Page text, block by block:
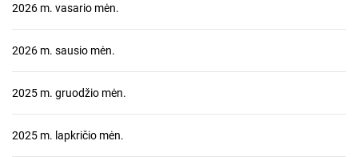
2026 m. vasario mėn.
2026 m. sausio mėn.
2025 m. gruodžio mėn.
2025 m. lapkričio mėn.